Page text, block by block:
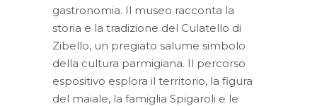
gastronomia. Il museo racconta la
storia e la tradizione del Culatello di
Zibello, un pregiato salume simbolo
della cultura parmigiana. Il percorso
espositivo esplora il territorio, la figura
del maiale, la famiglia Spigaroli e le